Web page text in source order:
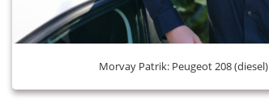
Morvay Patrik: Peugeot 208 (diesel)